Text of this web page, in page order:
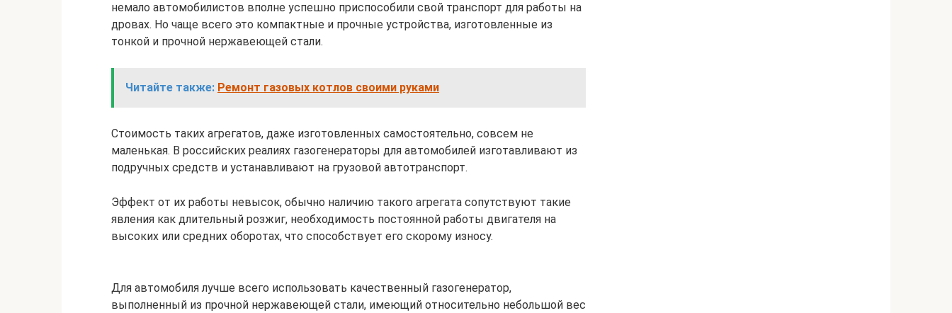
немало автомобилистов вполне успешно приспособили свой транспорт для работы на
дровах. Но чаще всего это компактные и прочные устройства, изготовленные из
тонкой и прочной нержавеющей стали.
Читайте также: Ремонт газовых котлов своими руками
Стоимость таких агрегатов, даже изготовленных самостоятельно, совсем не
маленькая. В российских реалиях газогенераторы для автомобилей изготавливают из
подручных средств и устанавливают на грузовой автотранспорт.
Эффект от их работы невысок, обычно наличию такого агрегата сопутствуют такие
явления как длительный розжиг, необходимость постоянной работы двигателя на
высоких или средних оборотах, что способствует его скорому износу.
Для автомобиля лучше всего использовать качественный газогенератор,
выполненный из прочной нержавеющей стали, имеющий относительно небольшой вес